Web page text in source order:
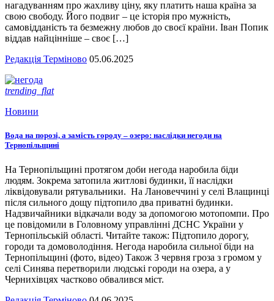
нагадуванням про жахливу ціну, яку платить наша країна за
свою свободу. Його подвиг – це історія про мужність,
самовідданість та безмежну любов до своєї країни. Іван Попик
віддав найцінніше – своє […]
Редакція Терміново 05.06.2025
trending_flat
Новини
Вода на порозі, а замість городу – озеро: наслідки негоди на
Тернопільщині
На Тернопільщині протягом доби негода наробила біди
людям. Зокрема затопила житлові будинки, її наслідки
ліквідовували рятувальники. На Лановеччині у селі Влащинці
після сильного дощу підтопило два приватні будинки.
Надзвичайники відкачали воду за допомогою мотопомпи. Про
це повідомили в Головному управлінні ДСНС України у
Тернопільській області. Читайте також: Підтопило дорогу,
городи та домоволодіння. Негода наробила сильної біди на
Тернопільщині (фото, відео) Також 3 червня гроза з громом у
селі Синява перетворили людські городи на озера, а у
Чернихівцях частково обвалився міст.